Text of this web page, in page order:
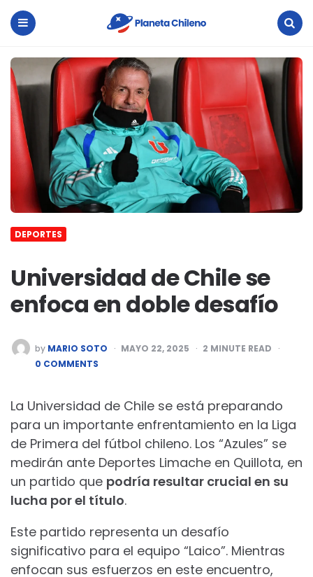
Planeta
Chileno
DEPORTES
Universidad de Chile se
enfoca en doble desafío
POSTED
BY
by MARIO SOTO MAYO 22, 2025 2 MINUTE READ
0 COMMENTS
La Universidad de Chile se está preparando
para un importante enfrentamiento en la Liga
de Primera del fútbol chileno. Los “Azules” se
medirán ante Deportes Limache en Quillota, en
un partido que podría resultar crucial en su
lucha por el título.
Este partido representa un desafío
significativo para el equipo “Laico”. Mientras
enfocan sus esfuerzos en este encuentro,